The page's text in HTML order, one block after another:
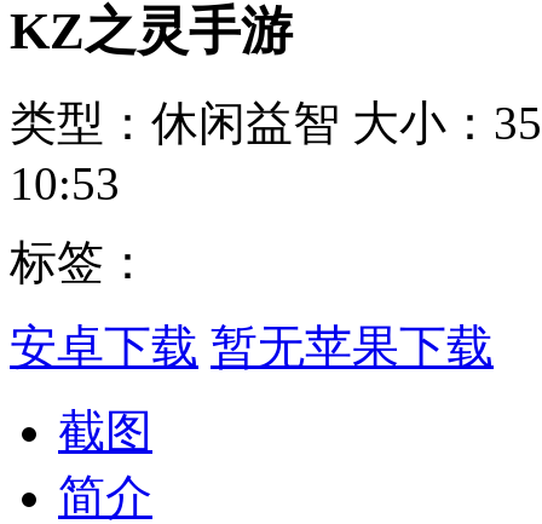
KZ之灵手游
类型：休闲益智 大小：
10:53
标签：
安卓下载 暂无苹果下载
截图
简介